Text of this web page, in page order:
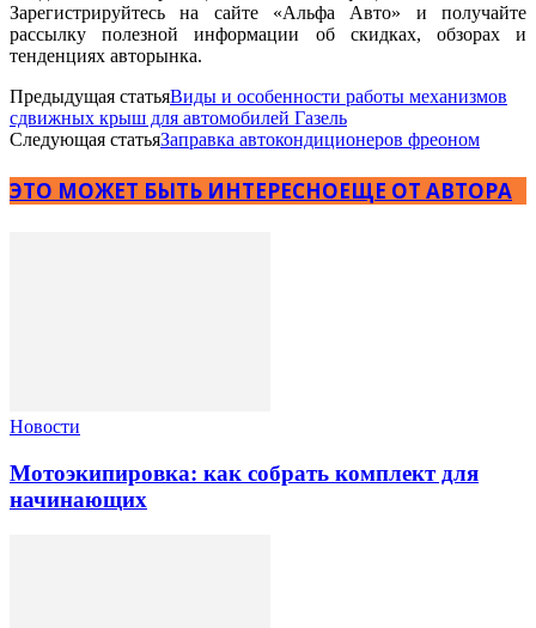
Зарегистрируйтесь на сайте «Альфа Авто» и получайте
рассылку полезной информации об скидках, обзорах и
тенденциях авторынка.
Предыдущая статьяВиды и особенности работы механизмов
сдвижных крыш для автомобилей Газель
Следующая статьяЗаправка автокондиционеров фреоном
ЭТО МОЖЕТ БЫТЬ ИНТЕРЕСНОЕЩЕ ОТ АВТОРА
Новости
Мотоэкипировка: как собрать комплект для
начинающих